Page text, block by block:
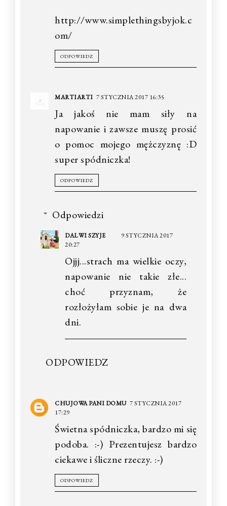
http://www.simplethingsbyjok.c
om/
ODPOWIEDZ
MARTIARTI 7 STYCZNIA 2017 16:35
Ja jakoś nie mam siły na
napowanie i zawsze muszę prosić
o pomoc mojego mężczyznę :D
super spódniczka!
ODPOWIEDZ
Odpowiedzi
DALWI SZYJE
9 STYCZNIA 2017
20:27
Ojjj...strach ma wielkie oczy,
napowanie nie takie złe...
choć przyznam, że
rozłożyłam sobie je na dwa
dni.
ODPOWIEDZ
CHUJOWA PANI DOMU 7 STYCZNIA 2017
17:29
Świetna spódniczka, bardzo mi się
podoba. :-) Prezentujesz bardzo
ciekawe i śliczne rzeczy. :-)
ODPOWIEDZ